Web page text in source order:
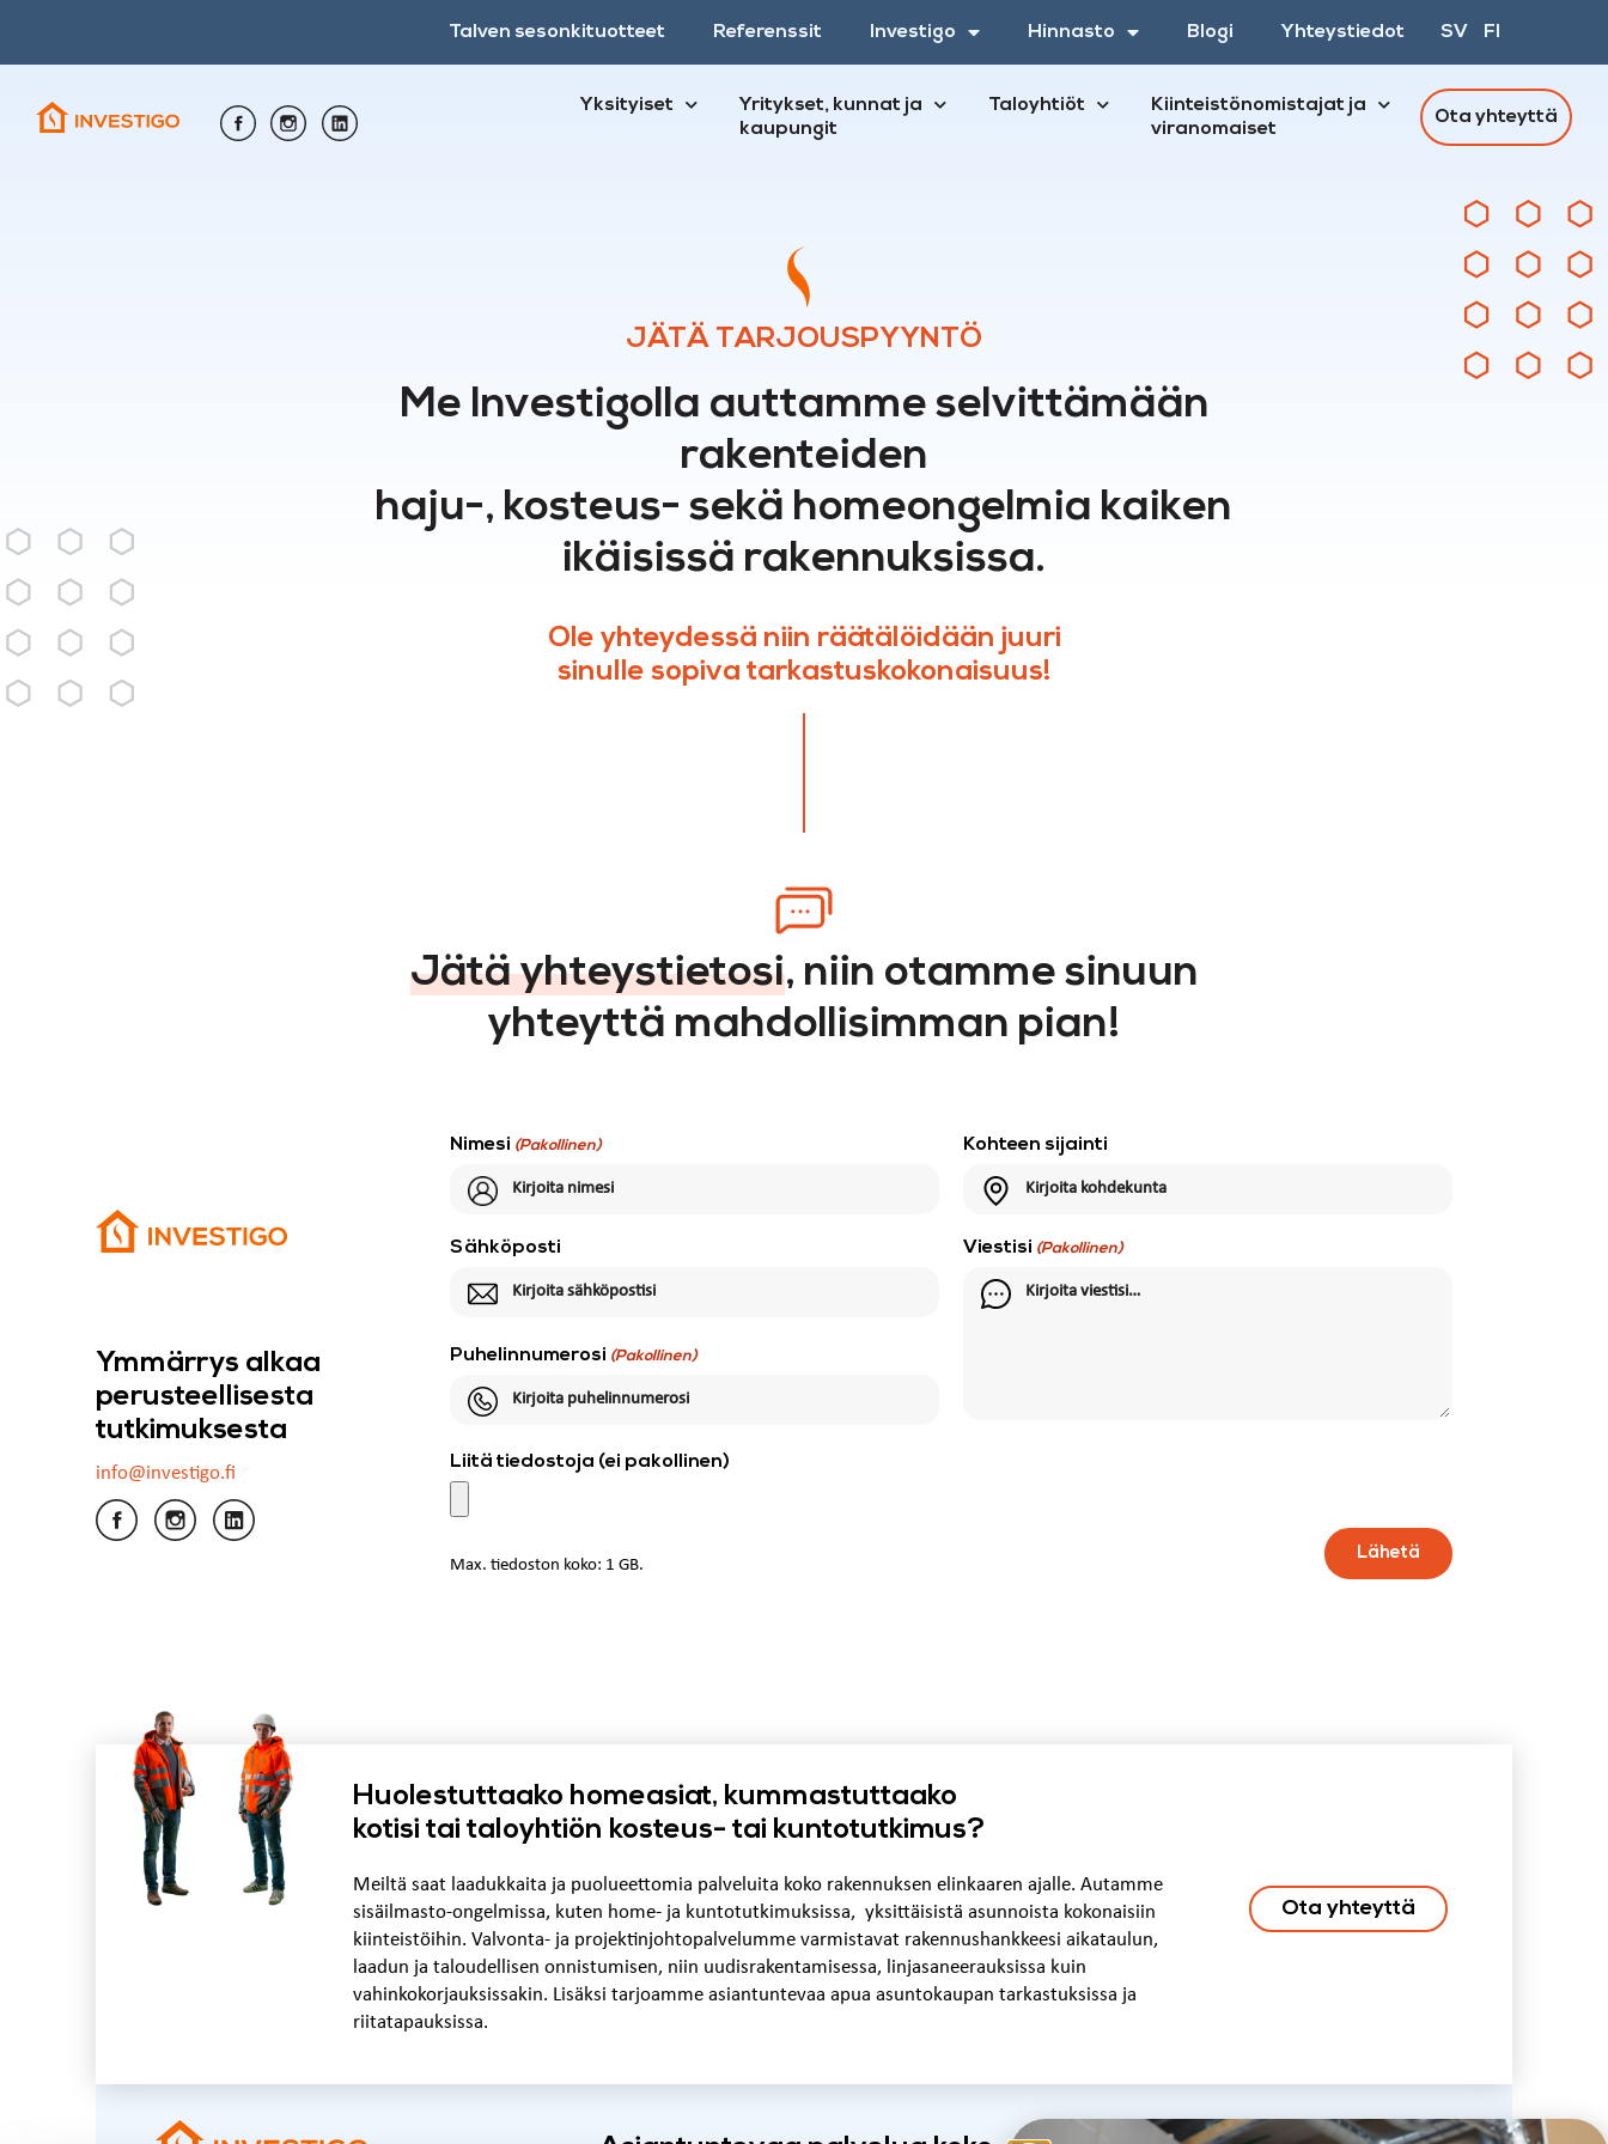
Talven sesonkituotteet Referenssit Investigo Hinnasto Blogi Yhteystiedot SV FI
Yksityiset
Yritykset, kunnat ja
kaupungit
Taloyhtiöt
Kiinteistönomistajat ja
viranomaiset
Ota yhteyttä
JÄTÄ TARJOUSPYYNTÖ
Me Investigolla auttamme selvittämään
rakenteiden
haju-, kosteus- sekä homeongelmia kaiken
ikäisissä rakennuksissa.
Ole yhteydessä niin räätälöidään juuri
sinulle sopiva tarkastuskokonaisuus!
Jätä yhteystietosi, niin otamme sinuun
yhteyttä mahdollisimman pian!
Ymmärrys alkaa
perusteellisesta
tutkimuksesta
info@investigo.fi
Nimesi (Pakollinen)
Sähköposti
Puhelinnumerosi (Pakollinen)
Kohteen sijainti
Viestisi (Pakollinen)
Liitä tiedostoja (ei pakollinen)
Max. tiedoston koko: 1 GB.
Huolestuttaako homeasiat, kummastuttaako
kotisi tai taloyhtiön kosteus- tai kuntotutkimus?
Meiltä saat laadukkaita ja puolueettomia palveluita koko rakennuksen elinkaaren ajalle. Autamme
sisäilmasto-ongelmissa, kuten home- ja kuntotutkimuksissa, yksittäisistä asunnoista kokonaisiin
kiinteistöihin. Valvonta- ja projektinjohtopalvelumme varmistavat rakennushankkeesi aikataulun,
laadun ja taloudellisen onnistumisen, niin uudisrakentamisessa, linjasaneerauksissa kuin
vahinkokorjauksissakin. Lisäksi tarjoamme asiantuntevaa apua asuntokaupan tarkastuksissa ja
riitatapauksissa.
Ota yhteyttä